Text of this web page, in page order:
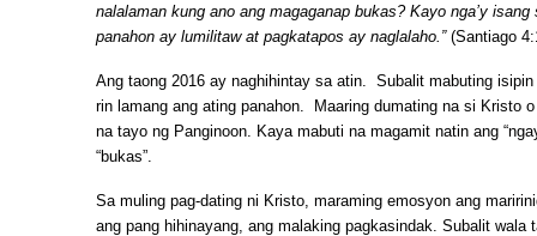
nalalaman kung ano ang magaganap bukas? Kayo nga’y
panahon ay lumilitaw at pagkatapos ay naglalaho.”(Santiago
Ang taong 2016 ay naghihintay sa atin. Subalit mabuting
rin lamang ang ating panahon. Maaring dumating na si Kristo
na tayo ng Panginoon. Kaya mabuti na magamit natin ang
“bukas”.
Sa muling pag-dating ni Kristo, maraming emosyon ang
ang pang hihinayang, ang malaking pagkasindak. Subalit wala